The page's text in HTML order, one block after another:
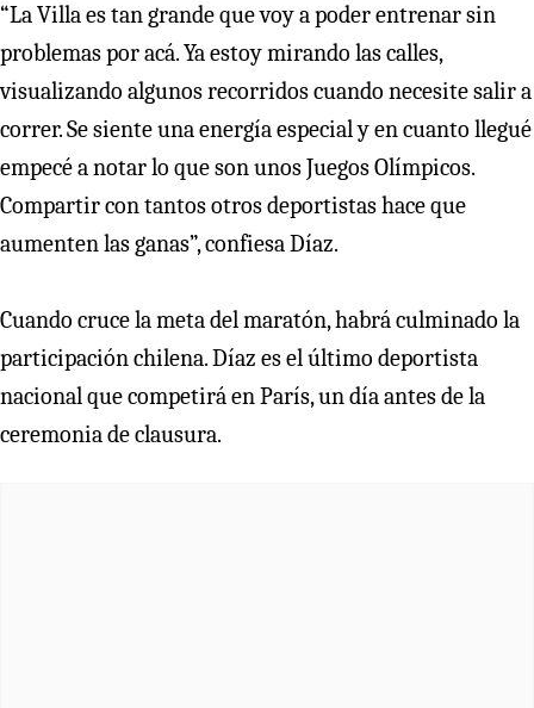
“La Villa es tan grande que voy a poder entrenar sin
problemas por acá. Ya estoy mirando las calles,
visualizando algunos recorridos cuando necesite salir a
correr. Se siente una energía especial y en cuanto llegué
empecé a notar lo que son unos Juegos Olímpicos.
Compartir con tantos otros deportistas hace que
aumenten las ganas”, confiesa Díaz.
Cuando cruce la meta del maratón, habrá culminado la
participación chilena. Díaz es el último deportista
nacional que competirá en París, un día antes de la
ceremonia de clausura.